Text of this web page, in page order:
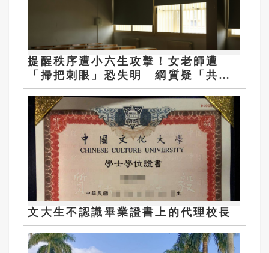
提醒秩序遭小六生攻擊！女老師遭
「掃把刺眼」恐失明 網質疑「共融
教育」
文大生不認識畢業證書上的代理校長